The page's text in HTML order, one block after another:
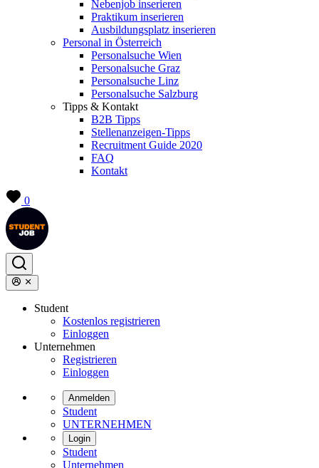
Nebenjob inserieren
Praktikum inserieren
Ausbildungsplatz inserieren
Personal in Österreich
Personalsuche Wien
Personalsuche Graz
Personalsuche Linz
Personalsuche Salzburg
Tipps & Kontakt
B2B Tipps
Stellenanzeigen-Tipps
Recruitment Guide 2020
FAQ
Kontakt
0
Student
Kostenlos registrieren
Einloggen
Unternehmen
Registrieren
Einloggen
Anmelden
Student
UNTERNEHMEN
Login
Student
Unternehmen